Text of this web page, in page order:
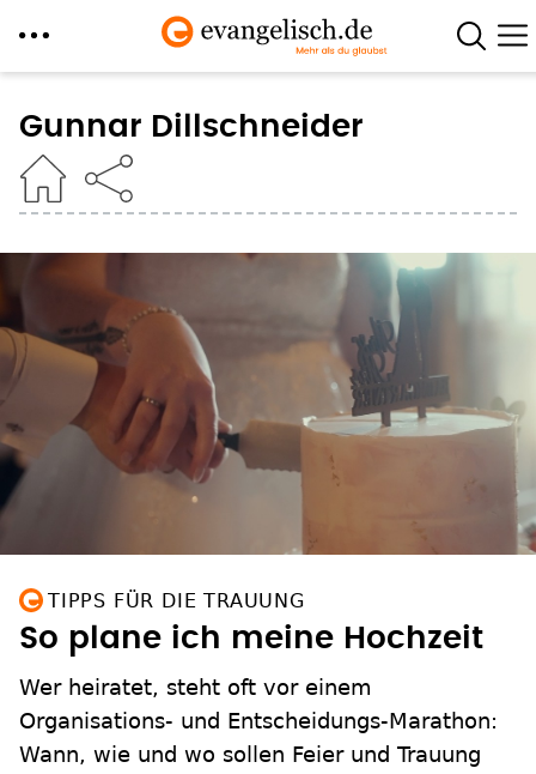
zum
Inhalt
Gunnar Dillschneider
TIPPS FÜR DIE TRAUUNG
So plane ich meine Hochzeit
Wer heiratet, steht oft vor einem
Organisations- und Entscheidungs-Marathon:
Wann, wie und wo sollen Feier und Trauung